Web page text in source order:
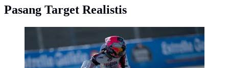
Pasang Target Realistis